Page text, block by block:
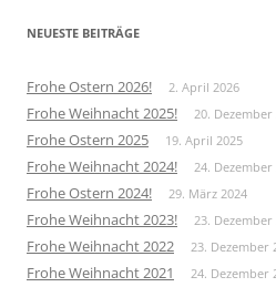
NEUESTE BEITRÄGE
Frohe Ostern 2026! 2. April 2026
Frohe Weihnacht 2025! 20. Dezember
Frohe Ostern 2025 19. April 2025
Frohe Weihnacht 2024! 24. Dezember
Frohe Ostern 2024! 29. März 2024
Frohe Weihnacht 2023! 23. Dezember
Frohe Weihnacht 2022 23. Dezember
Frohe Weihnacht 2021 24. Dezember